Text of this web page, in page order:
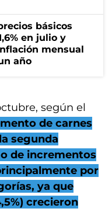
básicos
en julio y
mensual
año
según el
de carnes
segunda
de incrementos
por
ya que
crecieron